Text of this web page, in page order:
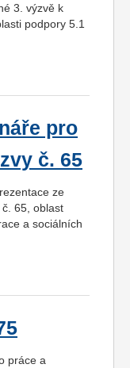
3. výzvě k
podpory 5.1
pro
č. 65
ze
65, oblast
a sociálních
práce a